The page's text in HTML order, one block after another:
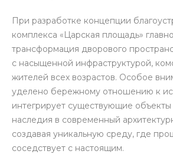
При разработке концепции
комплекса «Царская площадь»
трансформация дворового
с насыщенной инфраструктурой,
жителей всех возрастов. Особое
уделено бережному отношению к
интегрирует существующие объекты
наследия в современный
создавая уникальную среду, где
соседствует с настоящим.